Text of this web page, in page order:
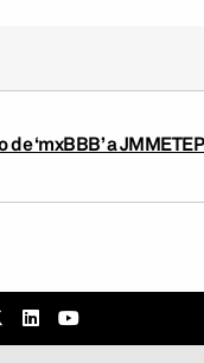
‘mxBBB’ a